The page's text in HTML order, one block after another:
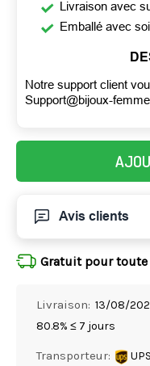
Livraison avec
Emballé avec
Notre support client
Support@bijoux-
Avis clients
Gratuit pour toute
Livraison: 13/08/
80.8% ≤ 7 jours
Transporteur: